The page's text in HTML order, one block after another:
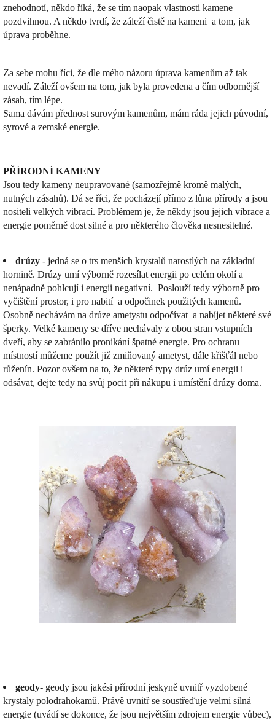
znehodnotí, někdo říká, že se tím naopak vlastnosti kamene
pozdvihnou. A někdo tvrdí, že záleží čistě na kameni a tom, jak
úprava proběhne.
Za sebe mohu říci, že dle mého názoru úprava kamenům až tak
nevadí. Záleží ovšem na tom, jak byla provedena a čím odbornější
zásah, tím lépe.
Sama dávám přednost surovým kamenům, mám ráda jejich původní,
syrové a zemské energie.
PŘÍRODNÍ KAMENY
Jsou tedy kameny neupravované (samozřejmě kromě malých,
nutných zásahů). Dá se říci, že pocházejí přímo z lůna přírody a jsou
nositeli velkých vibrací. Problémem je, že někdy jsou jejich vibrace a
energie poměrně dost silné a pro některého člověka nesnesitelné.
drúzy - jedná se o trs menších krystalů narostlých na základní
hornině. Drúzy umí výborně rozesílat energii po celém okolí a
nenápadně pohlcují i energii negativní. Poslouží tedy výborně pro
vyčištění prostor, i pro nabití a odpočinek použitých kamenů.
Osobně nechávám na drúze ametystu odpočívat a nabíjet některé své
šperky. Velké kameny se dříve nechávaly z obou stran vstupních
dveří, aby se zabránilo pronikání špatné energie. Pro ochranu
místností můžeme použít již zmiňovaný ametyst, dále křišťál nebo
růženín. Pozor ovšem na to, že některé typy drúz umí energii i
odsávat, dejte tedy na svůj pocit při nákupu i umístění drúzy doma.
geody- geody jsou jakési přírodní jeskyně uvnitř vyzdobené
krystaly polodrahokamů. Právě uvnitř se soustřeďuje velmi silná
energie (uvádí se dokonce, že jsou největším zdrojem energie vůbec),